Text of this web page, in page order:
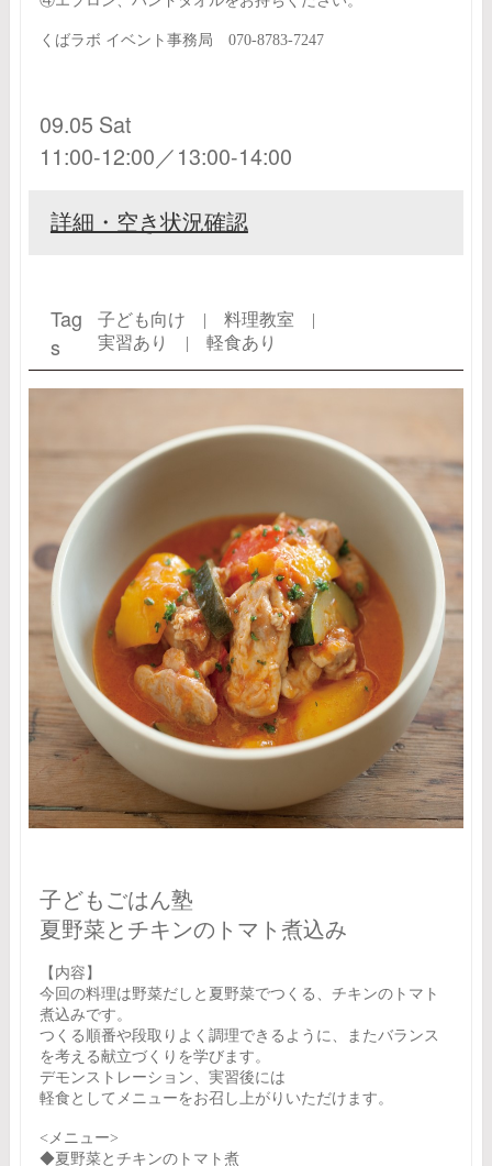
くばラボ イベント事務局 070-8783-7247
09.05 Sat
11:00-12:00／13:00-14:00
詳細・空き状況確認
Tag
s
子ども向け |料理教室 |
実習あり |軽食あり
子どもごはん塾
夏野菜とチキンのトマト煮込み
【内容】
今回の料理は野菜だしと夏野菜でつくる、チキンのトマト
煮込みです。
つくる順番や段取りよく調理できるように、またバランス
を考える献立づくりを学びます。
デモンストレーション、実習後には
軽食としてメニューをお召し上がりいただけます。
<メニュー>
◆夏野菜とチキンのトマト煮